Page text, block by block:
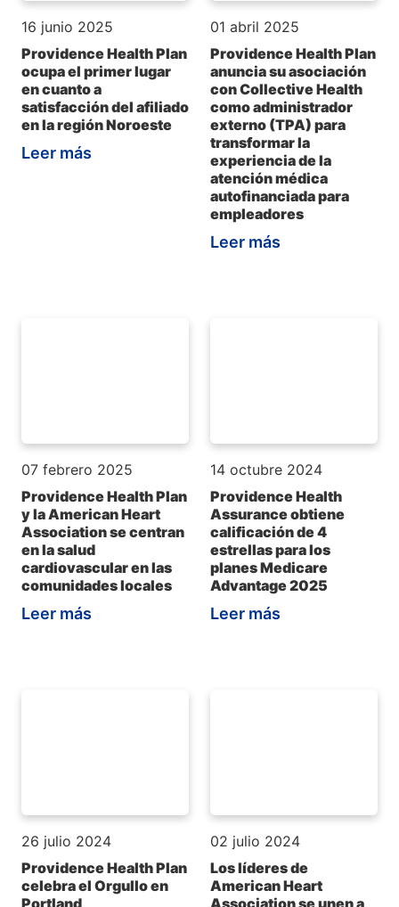
16 junio 2025
Providence Health Plan
ocupa el primer lugar
en cuanto a
satisfacción del afiliado
en la región Noroeste
Leer más
01 abril 2025
Providence Health Plan
anuncia su asociación
con Collective Health
como administrador
externo (TPA) para
transformar la
experiencia de la
atención médica
autofinanciada para
empleadores
Leer más
07 febrero 2025
Providence Health Plan
y la American Heart
Association se centran
en la salud
cardiovascular en las
comunidades locales
Leer más
14 octubre 2024
Providence Health
Assurance obtiene
calificación de 4
estrellas para los
planes Medicare
Advantage 2025
Leer más
26 julio 2024
Providence Health Plan
celebra el Orgullo en
Portland
02 julio 2024
Los líderes de
American Heart
Association se unen a